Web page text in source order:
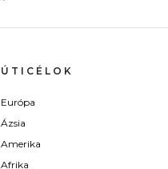
ÚTICÉLOK
Európa
Ázsia
Amerika
Afrika